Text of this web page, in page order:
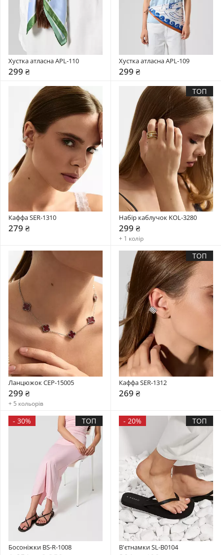
Хустка атласна APL-110
299 ₴
Хустка атласна APL-109
299 ₴
Каффа SER-1310
279 ₴
ТОП
Набір каблучок KOL-3280
299 ₴
+ 1 колір
Ланцюжок CEP-15005
299 ₴
+ 5 кольорів
ТОП
Каффа SER-1312
269 ₴
- 30% ТОП
Босоніжки BS-R-1008
- 20% ТОП
В'єтнамки SL-B0104